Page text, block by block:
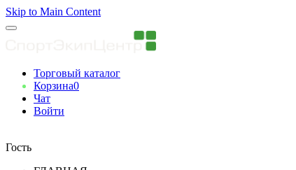
Skip to Main Content
Торговый каталог
Корзина0
Чат
Войти
Гость